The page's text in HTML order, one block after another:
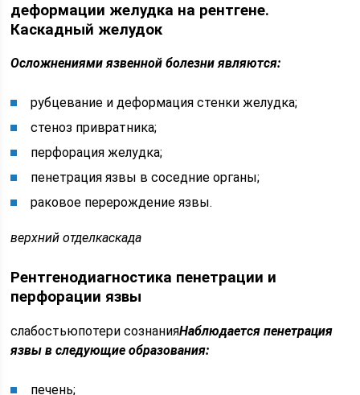
деформации желудка на рентгене.
Каскадный желудок
Осложнениями язвенной болезни являются:
рубцевание и деформация стенки желудка;
стеноз привратника;
перфорация желудка;
пенетрация язвы в соседние органы;
раковое перерождение язвы.
верхний отделкаскада
Рентгенодиагностика пенетрации и
перфорации язвы
слабостьюпотери сознанияНаблюдается пенетрация
язвы в следующие образования:
печень;